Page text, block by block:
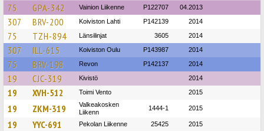
75 GPA-342 Vainion Liikenne P122707 04.2013
307 BRV-200 Koiviston Lahti P142139 2014
75 TZH-894 Länsilinjat 3605 2014
307 ILL-615 Koiviston Oulu P143987 2014
75 BRV-198 Revon P142137 2014
19 CJC-319 Kivistö 2014
19 XVH-512 Toimi Vento 2015
19 ZKM-319
Valkeakosken
Liikenn
1444-1 2015
19 YYC-691 Pekolan Liikenne 25425 2015